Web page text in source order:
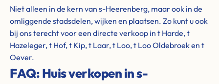
Niet alleen in de kern van s-Heerenberg, maar ook in de
omliggende stadsdelen, wijken en plaatsen. Zo kunt u ook
bij ons terecht voor een directe verkoop in t Harde, t
Hazeleger, t Hof, t Kip, t Laar, t Loo, t Loo Oldebroek en t
Oever.
FAQ: Huis verkopen in s-